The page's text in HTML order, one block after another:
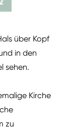
über Kopf
in den
sehen.
Kirche
zu